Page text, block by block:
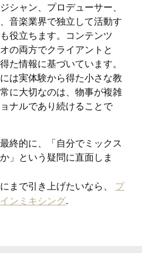
シャン、プロデューサー、
音楽業界で独立して活動す
役立ちます。コンテンツ
の両方でクライアントと
た情報に基づいています。
は実体験から得た小さな教
に大切なのは、物事が複雑
ナルであり続けることで
終的に、「自分でミックス
」という疑問に直面しま
まで引き上げたいなら、 プ
ンミキシング.